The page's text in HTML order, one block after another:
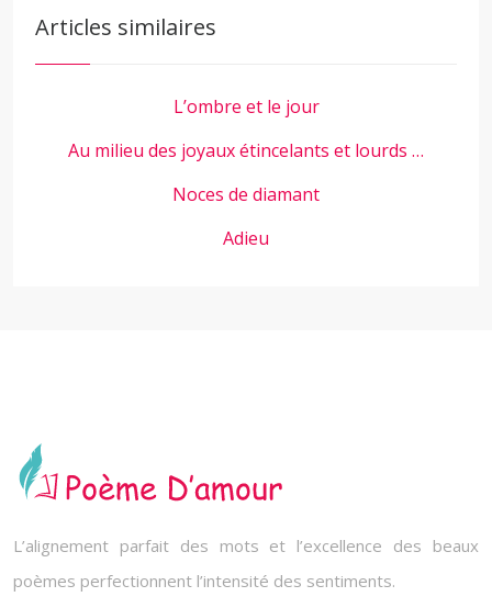
Articles similaires
L’ombre et le jour
Au milieu des joyaux étincelants et lourds …
Noces de diamant
Adieu
L’alignement parfait des mots et l’excellence des beaux
poèmes perfectionnent l’intensité des sentiments.